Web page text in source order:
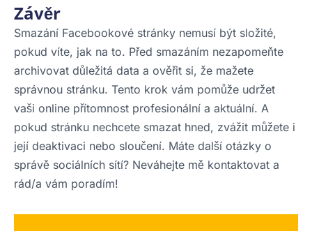
Závěr
Smazání Facebookové stránky nemusí být složité,
pokud víte, jak na to. Před smazáním nezapomeňte
archivovat důležitá data a ověřit si, že mažete
správnou stránku. Tento krok vám pomůže udržet
vaši online přítomnost profesionální a aktuální. A
pokud stránku nechcete smazat hned, zvážit můžete i
její deaktivaci nebo sloučení. Máte další otázky o
správě sociálních sítí? Neváhejte mě kontaktovat a
rád/a vám poradím!